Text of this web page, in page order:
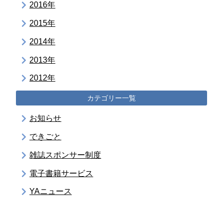
2016年
2015年
2014年
2013年
2012年
カテゴリー一覧
お知らせ
できごと
雑誌スポンサー制度
電子書籍サービス
YAニュース